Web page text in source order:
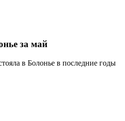
за май
в Болонье в последние годы